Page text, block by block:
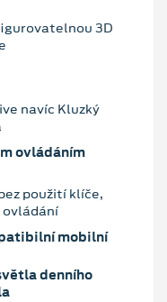
3D
navíc Kluzký
ovládáním
použití klíče,
ovládání
mobilní
denního